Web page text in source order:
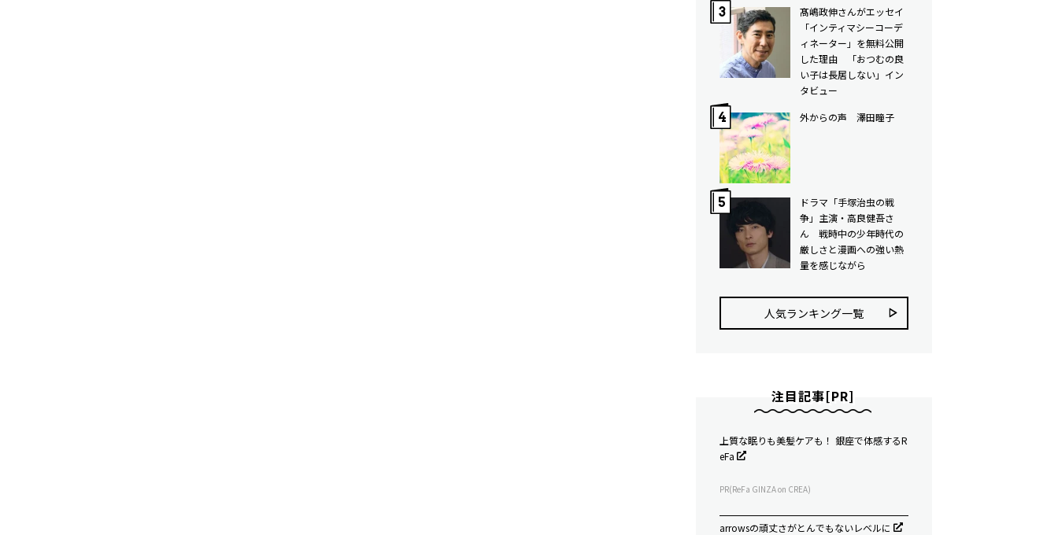
髙嶋政伸さんがエッセイ
「インティマシーコーデ
ィネーター」を無料公開
した理由 「おつむの良
い子は長居しない」イン
タビュー
外からの声 澤田瞳子
ドラマ「手塚治虫の戦
争」主演・高良健吾さ
ん 戦時中の少年時代の
厳しさと漫画への強い熱
量を感じながら
人気ランキング⼀覧
注目記事[PR]
上質な眠りも美髪ケアも！ 銀座で体感するR
eFa
PR(ReFa GINZA on CREA)
arrowsの頑丈さがとんでもないレベルに